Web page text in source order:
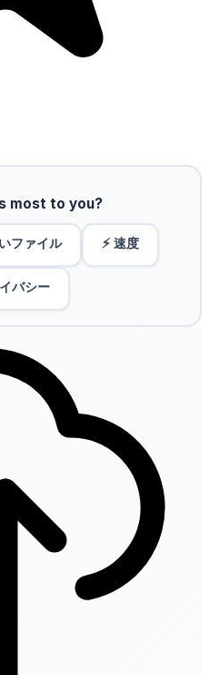
most to you?
ファイル ⚡ 速度
バシー